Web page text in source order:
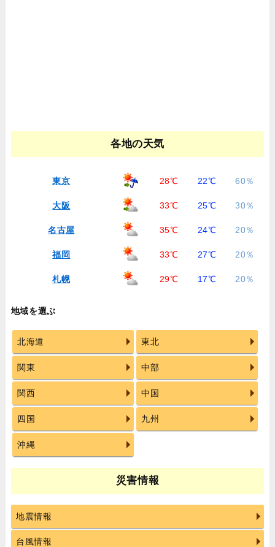
各地の天気
東京 28℃ 22℃ 60％
大阪 33℃ 25℃ 30％
名古屋 35℃ 24℃ 20％
福岡 33℃ 27℃ 20％
札幌 29℃ 17℃ 20％
地域を選ぶ
北海道 東北
関東 中部
関西 中国
四国 九州
沖縄
災害情報
地震情報
台風情報